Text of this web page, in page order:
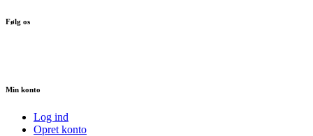
Følg os
Min konto
Log ind
Opret konto